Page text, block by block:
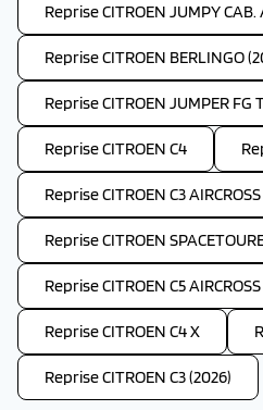
Reprise CITROEN JUMPY CAB.
Reprise CITROEN BERLINGO
Reprise CITROEN JUMPER FG
Reprise CITROEN C4
Reprise CITROEN C3
Reprise CITROEN
Reprise CITROEN C5
Reprise CITROEN C4 X
Reprise CITROEN C3 (2026)